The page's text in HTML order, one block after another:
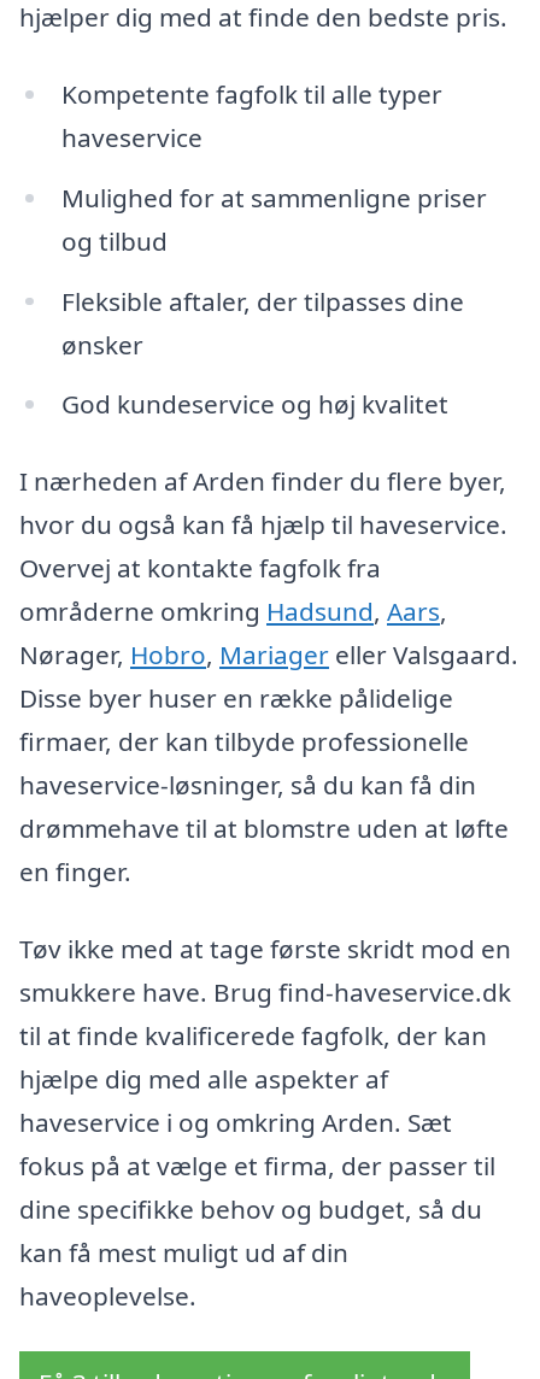
hjælper dig med at finde den bedste pris.
Kompetente fagfolk til alle typer
haveservice
Mulighed for at sammenligne priser
og tilbud
Fleksible aftaler, der tilpasses dine
ønsker
God kundeservice og høj kvalitet
I nærheden af Arden finder du flere byer,
hvor du også kan få hjælp til haveservice.
Overvej at kontakte fagfolk fra
områderne omkring Hadsund, Aars,
Nørager, Hobro, Mariager eller Valsgaard.
Disse byer huser en række pålidelige
firmaer, der kan tilbyde professionelle
haveservice-løsninger, så du kan få din
drømmehave til at blomstre uden at løfte
en finger.
Tøv ikke med at tage første skridt mod en
smukkere have. Brug find-haveservice.dk
til at finde kvalificerede fagfolk, der kan
hjælpe dig med alle aspekter af
haveservice i og omkring Arden. Sæt
fokus på at vælge et firma, der passer til
dine specifikke behov og budget, så du
kan få mest muligt ud af din
haveoplevelse.